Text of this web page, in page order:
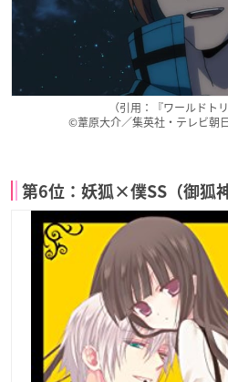
（引用：『ワールドト
©葦原大介／集英社・テレビ朝
第6位：妖狐×僕SS（御狐